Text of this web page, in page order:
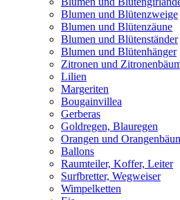
Blumen und Blütenzweige
Blumen und Blütenzäune
Blumen und Blütenständer
Blumen und Blütenhänger
Zitronen und
Lilien
Margeriten
Bougainvillea
Gerberas
Goldregen, Blauregen
Orangen und
Ballons
Raumteiler, Koffer, Leiter
Surfbretter, Wegweiser
Wimpelketten